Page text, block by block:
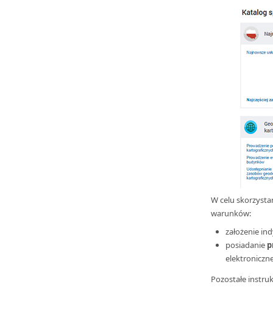
W celu
warunków:
założenie
posiadanie
Pozostałe